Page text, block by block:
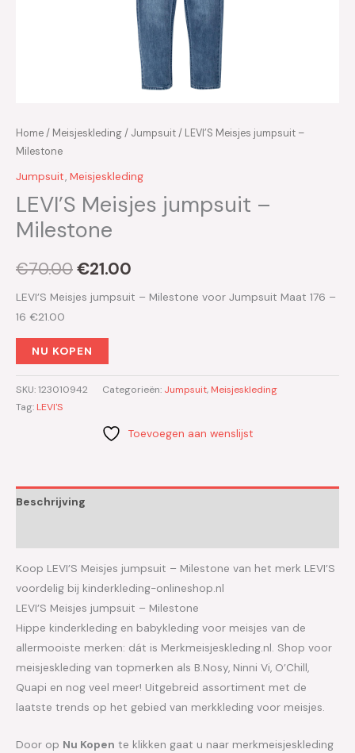
Home/ Meisjeskleding/ Jumpsuit/ LEVI’S Meisjes jumpsuit –
Milestone
Jumpsuit, Meisjeskleding
LEVI’S Meisjes jumpsuit –
Milestone
€70.00€21.00
LEVI’S Meisjes jumpsuit – Milestone voor Jumpsuit Maat 176 –
16 €21.00
NU KOPEN
SKU:123010942 Categorieën: Jumpsuit, Meisjeskleding
Tag: LEVI'S
Toevoegen aan wenslijst
Beschrijving
Koop LEVI’S Meisjes jumpsuit – Milestone van het merk LEVI’S
voordelig bij kinderkleding-onlineshop.nl
LEVI’S Meisjes jumpsuit – Milestone
Hippe kinderkleding en babykleding voor meisjes van de
allermooiste merken: dát is Merkmeisjeskleding.nl. Shop voor
meisjeskleding van topmerken als B.Nosy, Ninni Vi, O’Chill,
Quapi en nog veel meer! Uitgebreid assortiment met de
laatste trends op het gebied van merkkleding voor meisjes.
Door op Nu Kopen te klikken gaat u naar merkmeisjeskleding